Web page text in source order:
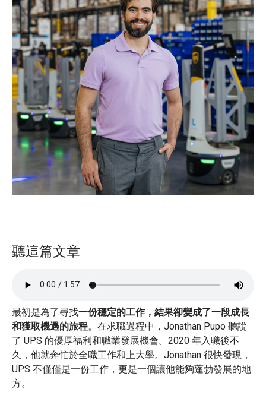
聽這篇文章
最初是為了尋找一份穩定的工作，結果卻變成了一段成長
和獲取機遇的旅程。在求職過程中，Jonathan Pupo 聽說
了 UPS 的優厚福利和職業發展機會。2020 年入職後不
久，他就奔忙於全職工作和上大學。Jonathan 很快發現，
UPS 不僅僅是一份工作，更是一個讓他能夠蓬勃發展的地
方。